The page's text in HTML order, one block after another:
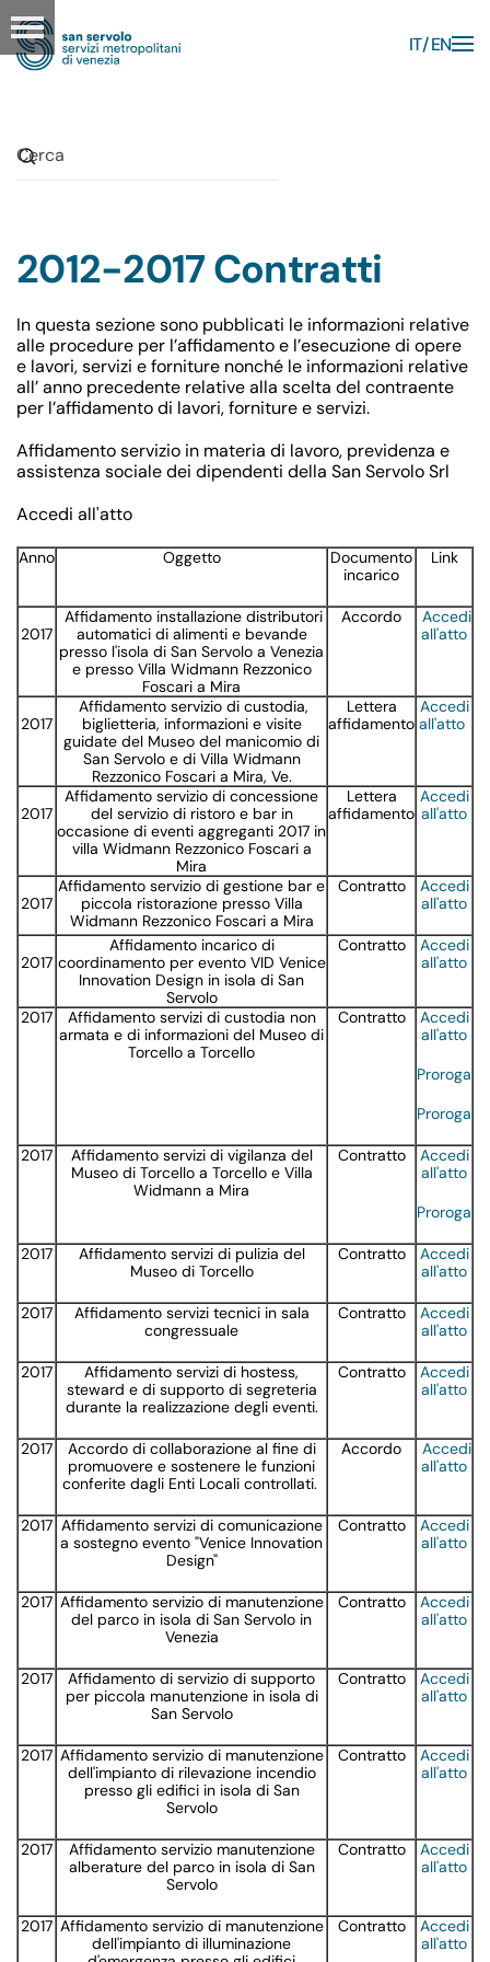
Skip to main content
IT EN
2012-2017 Contratti
In questa sezione sono pubblicati le informazioni relative
alle procedure per l’affidamento e l’esecuzione di opere
e lavori, servizi e forniture nonché le informazioni relative
all’ anno precedente relative alla scelta del contraente
per l’affidamento di lavori, forniture e servizi.
Affidamento servizio in materia di lavoro, previdenza e
assistenza sociale dei dipendenti della San Servolo Srl
Accedi all'atto
Anno Oggetto
Documento
incarico
Link
2017
Affidamento installazione distributori
automatici di alimenti e bevande
presso l'isola di San Servolo a Venezia
e presso Villa Widmann Rezzonico
Foscari a Mira
Accordo
Accedi
all'atto
2017
Affidamento servizio di custodia,
biglietteria, informazioni e visite
guidate del Museo del manicomio di
San Servolo e di Villa Widmann
Rezzonico Foscari a Mira, Ve.
Lettera
affidamento
Accedi
all'atto
2017
Affidamento servizio di concessione
del servizio di ristoro e bar in
occasione di eventi aggreganti 2017 in
villa Widmann Rezzonico Foscari a
Mira
Lettera
affidamento
Accedi
all'atto
2017
Affidamento servizio di gestione bar e
piccola ristorazione presso Villa
Widmann Rezzonico Foscari a Mira
Contratto
Accedi
all'atto
2017
Affidamento incarico di
coordinamento per evento VID Venice
Innovation Design in isola di San
Servolo
Contratto
Accedi
all'atto
2017
Affidamento servizi di custodia non
armata e di informazioni del Museo di
Torcello a Torcello
Contratto
Accedi
all'atto
Proroga
Proroga
2017
Affidamento servizi di vigilanza del
Museo di Torcello a Torcello e Villa
Widmann a Mira
Contratto
Accedi
all'atto
Proroga
2017
Affidamento servizi di pulizia del
Museo di Torcello
Contratto
Accedi
all'atto
2017
Affidamento servizi tecnici in sala
congressuale
Contratto
Accedi
all'atto
2017
Affidamento servizi di hostess,
steward e di supporto di segreteria
durante la realizzazione degli eventi.
Contratto
Accedi
all'atto
2017
Accordo di collaborazione al fine di
promuovere e sostenere le funzioni
conferite dagli Enti Locali controllati.
Accordo
Accedi
all'atto
2017 Affidamento servizi di comunicazione
a sostegno evento "Venice Innovation
Design"
Contratto
Accedi
all'atto
2017 Affidamento servizio di manutenzione
del parco in isola di San Servolo in
Venezia
Contratto
Accedi
all'atto
2017
Affidamento di servizio di supporto
per piccola manutenzione in isola di
San Servolo
Contratto
Accedi
all'atto
2017 Affidamento servizio di manutenzione
dell'impianto di rilevazione incendio
presso gli edifici in isola di San
Servolo
Contratto
Accedi
all'atto
2017
Affidamento servizio manutenzione
alberature del parco in isola di San
Servolo
Contratto
Accedi
all'atto
2017 Affidamento servizio di manutenzione
dell'impianto di illuminazione
Contratto
Accedi
all'atto